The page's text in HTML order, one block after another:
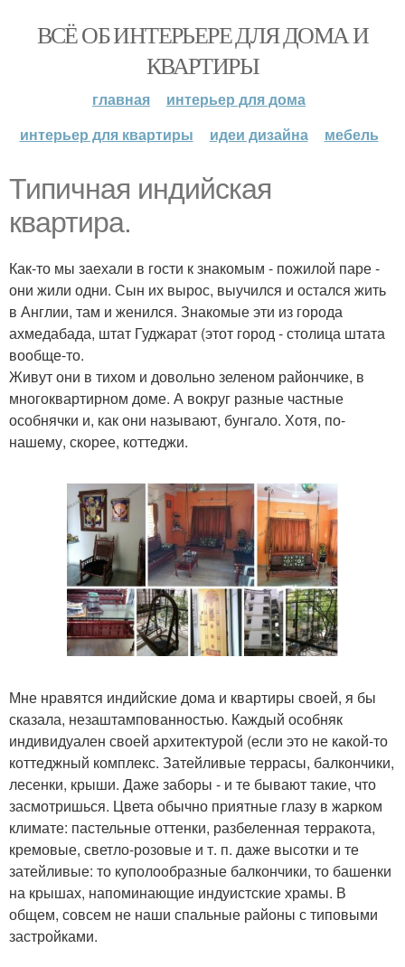
ВСЁ ОБ ИНТЕРЬЕРЕ ДЛЯ ДОМА И
КВАРТИРЫ
главная
интерьер для дома
интерьер для квартиры
идеи дизайна мебель
Типичная индийская
квартира.
Как-то мы заехали в гости к знакомым - пожилой паре -
они жили одни. Сын их вырос, выучился и остался жить
в Англии, там и женился. Знакомые эти из города
ахмедабада, штат Гуджарат (этот город - столица штата
вообще-то.
Живут они в тихом и довольно зеленом райончике, в
многоквартирном доме. А вокруг разные частные
особнячки и, как они называют, бунгало. Хотя, по-
нашему, скорее, коттеджи.
Мне нравятся индийские дома и квартиры своей, я бы
сказала, незаштампованностью. Каждый особняк
индивидуален своей архитектурой (если это не какой-то
коттеджный комплекс. Затейливые террасы, балкончики,
лесенки, крыши. Даже заборы - и те бывают такие, что
засмотришься. Цвета обычно приятные глазу в жарком
климате: пастельные оттенки, разбеленная терракота,
кремовые, светло-розовые и т. п. даже высотки и те
затейливые: то куполообразные балкончики, то башенки
на крышах, напоминающие индуистские храмы. В
общем, совсем не наши спальные районы с типовыми
застройками.